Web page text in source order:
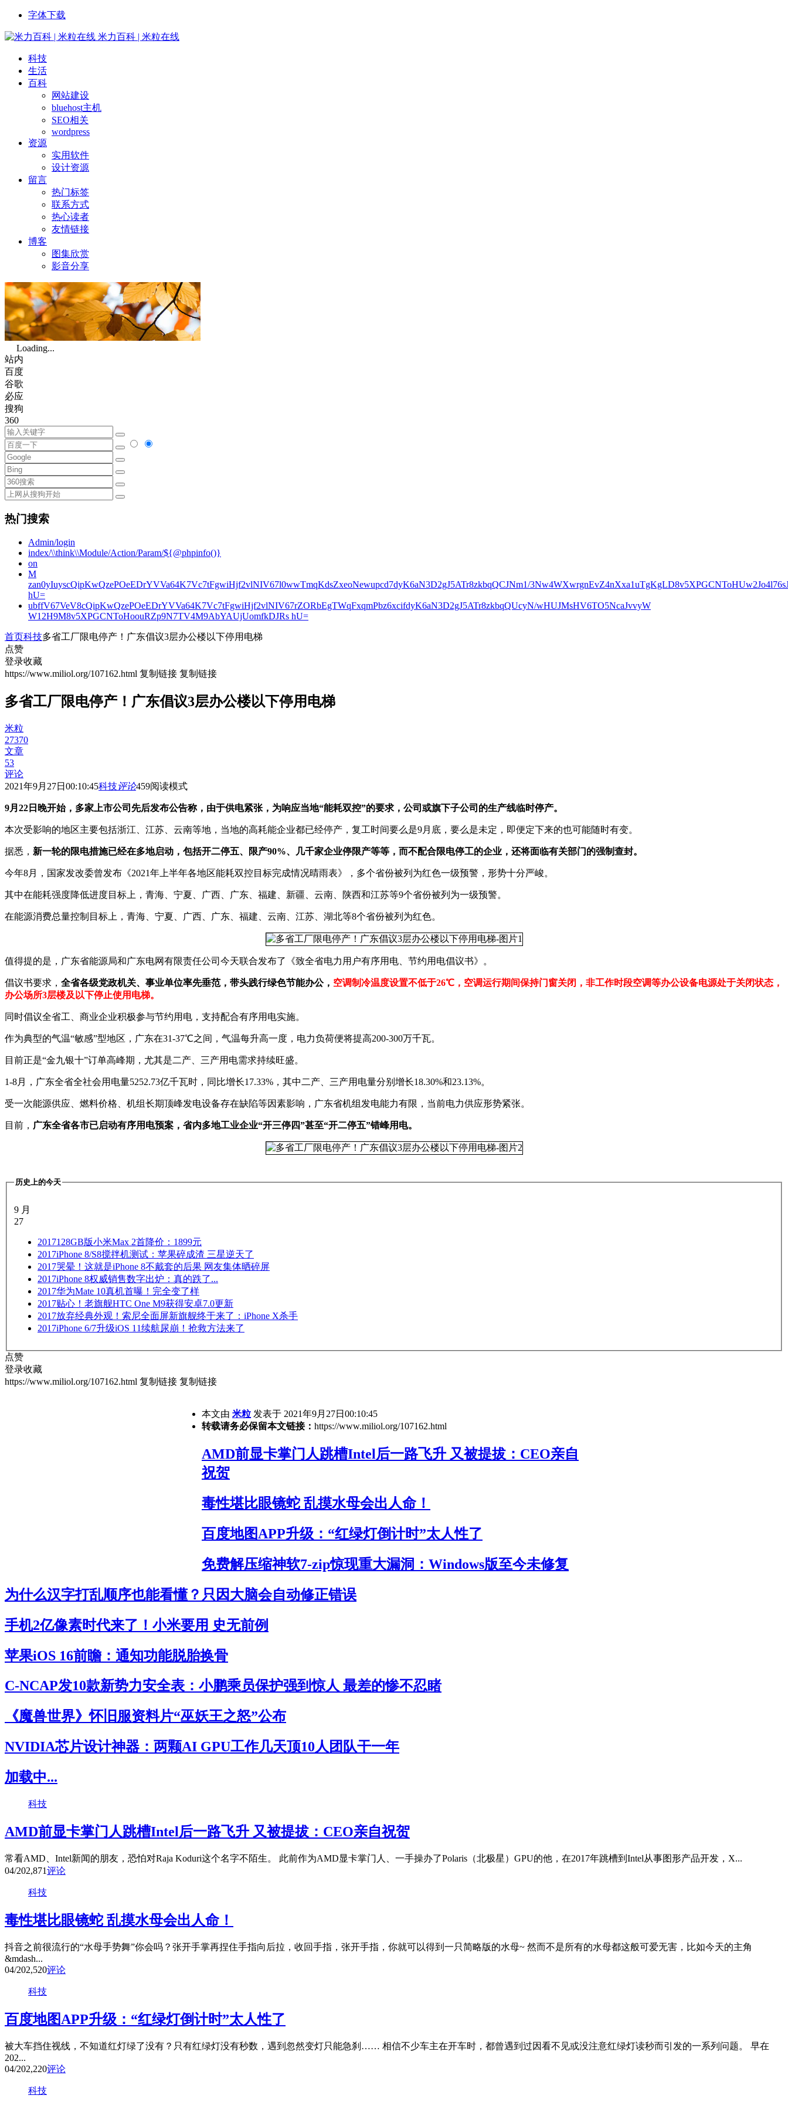
字体下载
米力百科 | 米粒在线
科技
生活
百科
网站建设
bluehost主机
SEO相关
wordpress
资源
实用软件
设计资源
留言
热门标签
联系方式
热心读者
友情链接
博客
图集欣赏
影音分享
Loading...
站内
百度
谷歌
必应
搜狗
360
热门搜索
Admin/login
index/\\think\\Module/Action/Param/${@phpinfo()}
on
M
zan0yIuyscQipKwQzePOeEDrYVVa64K7Vc7tFgwiHjf2vlNIV67l0wwTmqKdsZxeoNewupcd7dyK6aN3D2gJ5ATr8zkbqQCJNm1/
hU=
ubffV67VeV8cQipKwQzePOeEDrYVVa64K7Vc7tFgwiHjf2vlNIV67rZORbEgTWqFxqmPbz6xcifdyK6aN3D2gJ5ATr8zkbqQUcyN/wHUJMsHV6TO5NcaJvvyW
W12H9M8v5XPGCNToHoouRZp9N7TV4M9AbYAUjUomfkDJRs hU=
首页科技多省工厂限电停产！广东倡议3层办公楼以下停用电梯
点赞
登录收藏
https://www.miliol.org/107162.html 复制链接 复制链接
多省工厂限电停产！广东倡议3层办公楼以下停用电梯
米粒
27370
文章
53
评论
2021年9月27日00:10:45科技评论459阅读模式
9月22日晚开始，多家上市公司先后发布公告称，由于供电紧张，为响应当地“能耗双控”的要求，公司或旗下子公司的生产线临时停产。
本次受影响的地区主要包括浙江、江苏、云南等地，当地的高耗能企业都已经停产，复工时间要么是9月底，要么是未定，即便定下来的也可能随时有变。
据悉， 新一轮的限电措施已经在多地启动，包括开二停五、限产90%、几千家企业停限产等等，而不配合限电停工的企业，还将面临有关部门的强制查封。
今年8月，国家发改委曾发布《2021年上半年各地区能耗双控目标完成情况晴雨表》，多个省份被列为红色一级预警，形势十分严峻。
其中在能耗强度降低进度目标上，青海、宁夏、广西、广东、福建、新疆、云南、陕西和江苏等9个省份被列为一级预警。
在能源消费总量控制目标上，青海、宁夏、广西、广东、福建、云南、江苏、湖北等8个省份被列为红色。
值得提的是，广东省能源局和广东电网有限责任公司今天联合发布了《致全省电力用户有序用电、节约用电倡议书》。
倡议书要求， 全省各级党政机关、事业单位率先垂范，带头践行绿色节能办公， 空调制冷温度设置不低于26℃，空调运行期间保持门窗关闭，非工作时段空调等办公设备电源处于关闭状态，
办公场所3层楼及以下停止使用电梯。
同时倡议全省工、商业企业积极参与节约用电，支持配合有序用电实施。
作为典型的气温“敏感”型地区，广东在31-37℃之间，气温每升高一度，电力负荷便将提高200-300万千瓦。
目前正是“金九银十”订单高峰期，尤其是二产、三产用电需求持续旺盛。
1-8月，广东全省全社会用电量5252.73亿千瓦时，同比增长17.33%，其中二产、三产用电量分别增长18.30%和23.13%。
受一次能源供应、燃料价格、机组长期顶峰发电设备存在缺陷等因素影响，广东省机组发电能力有限，当前电力供应形势紧张。
目前， 广东全省各市已启动有序用电预案，省内多地工业企业“开三停四”甚至“开二停五”错峰用电。
历史上的今天
9 月
27
2017128GB版小米Max 2首降价：1899元
2017iPhone 8/S8搅拌机测试：苹果碎成渣 三星逆天了
2017哭晕！这就是iPhone 8不戴套的后果 网友集体晒碎屏
2017iPhone 8权威销售数字出炉：真的跌了...
2017华为Mate 10真机首曝！完全变了样
2017贴心！老旗舰HTC One M9获得安卓7.0更新
2017放弃经典外观！索尼全面屏新旗舰终于来了：iPhone X杀手
2017iPhone 6/7升级iOS 11续航尿崩！抢救方法来了
点赞
登录收藏
https://www.miliol.org/107162.html 复制链接 复制链接
本文由 米粒 发表于 2021年9月27日00:10:45
转载请务必保留本文链接： https://www.miliol.org/107162.html
AMD前显卡掌门人跳槽Intel后一路飞升 又被提拔：CEO亲自
祝贺
毒性堪比眼镜蛇 乱摸水母会出人命！
百度地图APP升级：“红绿灯倒计时”太人性了
免费解压缩神软7-zip惊现重大漏洞：Windows版至今未修复
为什么汉字打乱顺序也能看懂？只因大脑会自动修正错误
手机2亿像素时代来了！小米要用 史无前例
苹果iOS 16前瞻：通知功能脱胎换骨
C-NCAP发10款新势力安全表：小鹏乘员保护强到惊人 最差的惨不忍睹
《魔兽世界》怀旧服资料片“巫妖王之怒”公布
NVIDIA芯片设计神器：两颗AI GPU工作几天顶10人团队干一年
加载中...
科技
AMD前显卡掌门人跳槽Intel后一路飞升 又被提拔：CEO亲自祝贺
常看AMD、Intel新闻的朋友，恐怕对Raja Koduri这个名字不陌生。 此前作为AMD显卡掌门人、一手操办了Polaris（北极星）GPU的他，在2017年跳槽到Intel从事图形产品开发，X...
04/202,871评论
科技
毒性堪比眼镜蛇 乱摸水母会出人命！
抖音之前很流行的“水母手势舞”你会吗？张开手掌再捏住手指向后拉，收回手指，张开手指，你就可以得到一只简略版的水母~ 然而不是所有的水母都这般可爱无害，比如今天的主角
&mdash...
04/202,520评论
科技
百度地图APP升级：“红绿灯倒计时”太人性了
被大车挡住视线，不知道红灯绿了没有？只有红绿灯没有秒数，遇到忽然变灯只能急刹…… 相信不少车主在开车时，都曾遇到过因看不见或没注意红绿灯读秒而引发的一系列问题。 早在
202...
04/202,220评论
科技